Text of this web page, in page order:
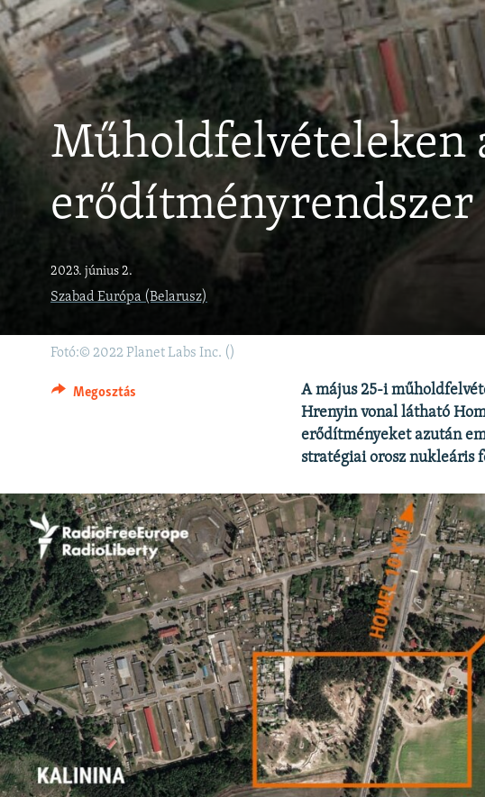
VILÁG
KLÍMAVÁLTOZÁS
A MÚLT TANULSÁGAI
Műholdfelvételeken
2023. június 2.
Szabad Európa (Belarusz)
Fotó:© 2022 Planet Labs Inc. ()
Megosztás
A május 25-i
Hrenyin vonal látható
erődítményeket azután
stratégiai orosz nukleáris